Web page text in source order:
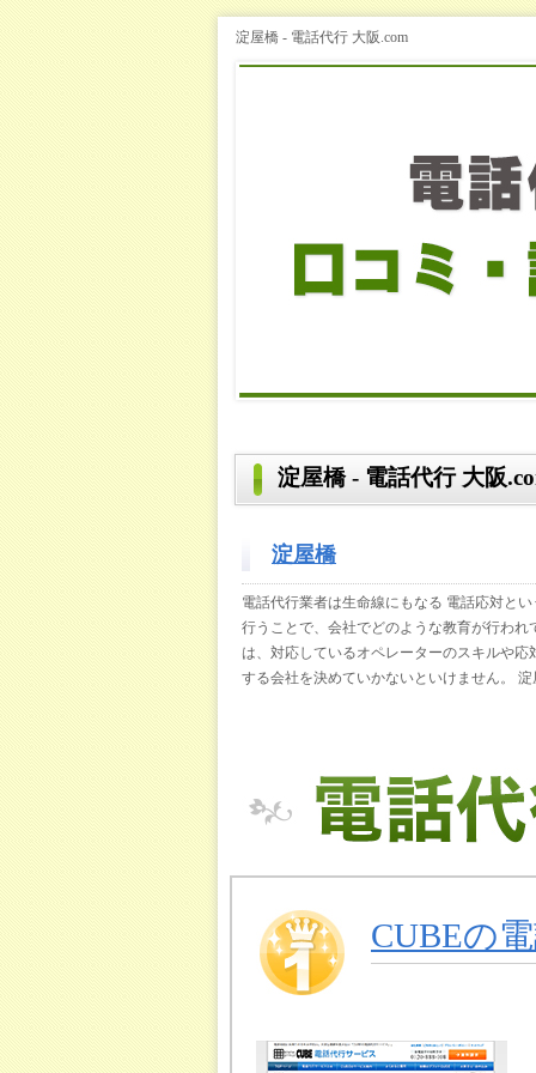
淀屋橋 - 電話代行 大阪.com
淀屋橋 - 電話代行 大阪
淀屋橋
電話代行業者は生命線にもなる 電話応対と
行うことで、会社でどのような教育が行わ
は、対応しているオペレーターのスキルや
する会社を決めていかないといけません。
CUBEの